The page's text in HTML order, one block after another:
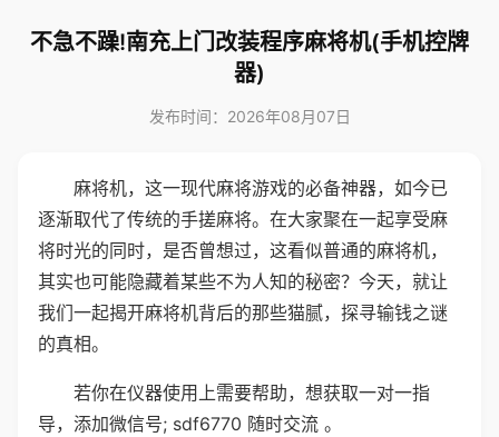
不急不躁!南充上门改装程序麻将机(手机控牌
器)
发布时间：2026年08月07日
麻将机，这一现代麻将游戏的必备神器，如今已
逐渐取代了传统的手搓麻将。在大家聚在一起享受麻
将时光的同时，是否曾想过，这看似普通的麻将机，
其实也可能隐藏着某些不为人知的秘密？今天，就让
我们一起揭开麻将机背后的那些猫腻，探寻输钱之谜
的真相。
若你在仪器使用上需要帮助，想获取一对一指
导，添加微信号; sdf6770 随时交流 。